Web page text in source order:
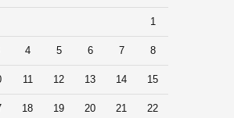
1
4 5 6 7 8
11 12 13 14 15
18 19 20 21 22